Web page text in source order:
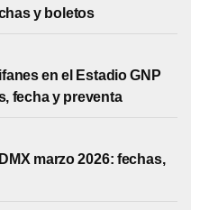
y boletos
en el Estadio GNP
fecha y preventa
marzo 2026: fechas,